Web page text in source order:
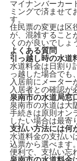
マイナンバーカー
ミングで済ませて
す。
住民票の変更は区
が、混雑すること
くのが良いでしょ
よくある質問
引っ越し時の水道
水道料金は 日割り
っ越した場合でも
入居前にメーター
入居者との確認が
泉南市の水道局窓
泉南市の水道は大
手続きは原則オン
したい場合は最寄
支払い方法には何
水道料金の支払い
込票から選べます
便利で、支払い忘